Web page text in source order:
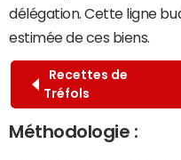
délégation. Cette ligne
estimée de ces biens.
Recettes de
Tréfols
Méthodologie :